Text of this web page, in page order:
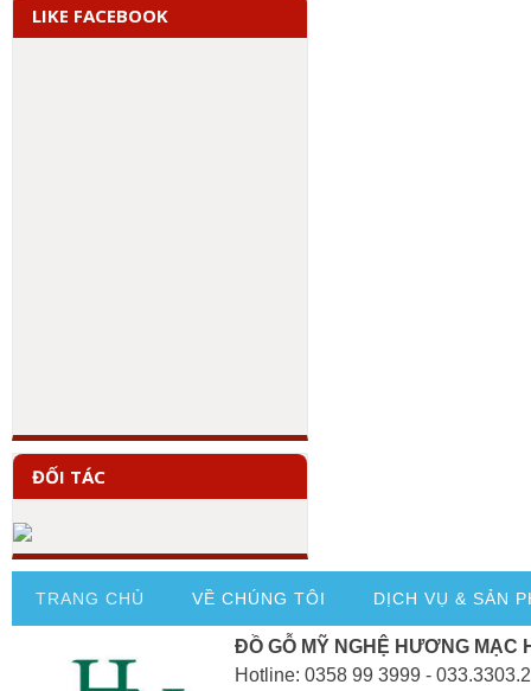
LIKE FACEBOOK
ĐỐI TÁC
TRANG CHỦ VỀ CHÚNG TÔI DỊCH VỤ & SẢN
ĐỒ GỖ MỸ NGHỆ HƯƠNG MẠC
Hotline: 0358 99 3999 -